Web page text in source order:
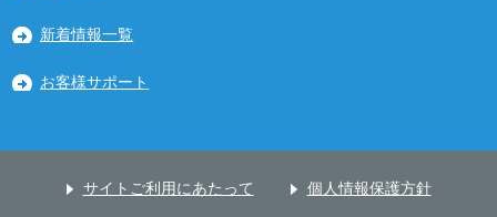
新着情報一覧
お客様サポート
サイトご利用にあたって 個人情報保護方針